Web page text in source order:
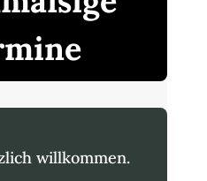
willkommen.